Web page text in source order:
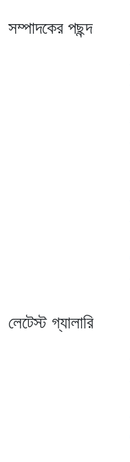
সম্পাদকের পছন্দ
লেটেস্ট গ্যালারি